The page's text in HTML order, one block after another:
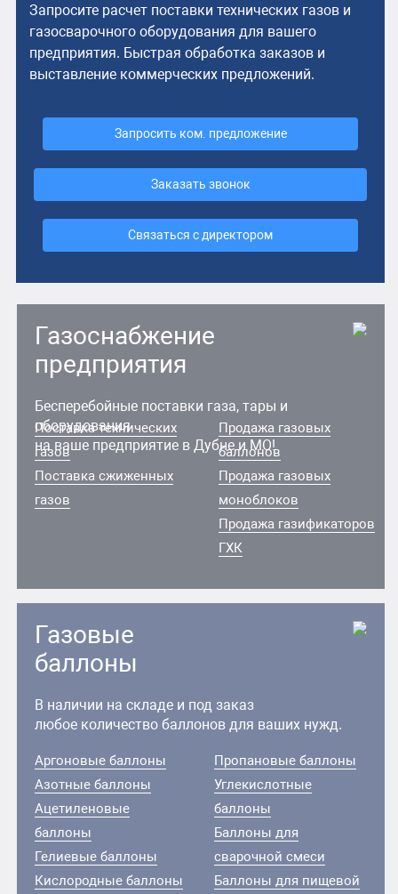
Запросите расчет поставки технических газов и
газосварочного оборудования для вашего
предприятия. Быстрая обработка заказов и
выставление коммерческих предложений.
Запросить ком. предложение
Заказать звонок
Связаться с директором
Газоснабжение
предприятия
Бесперебойные поставки газа, тары и
оборудования
на ваше предприятие в Дубне и МО!
Поставка технических
газов
Поставка сжиженных
газов
Продажа газовых
баллонов
Продажа газовых
моноблоков
Продажа газификаторов
ГХК
Газовые
баллоны
В наличии на складе и под заказ
любое количество баллонов для ваших нужд.
Аргоновые баллоны
Азотные баллоны
Ацетиленовые
баллоны
Гелиевые баллоны
Кислородные баллоны
Пропановые баллоны
Углекислотные
баллоны
Баллоны для
сварочной смеси
Баллоны для пищевой